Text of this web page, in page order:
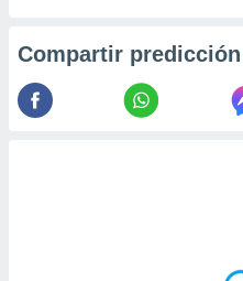
Compartir predicción